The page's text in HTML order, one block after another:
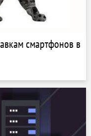
смартфонов в